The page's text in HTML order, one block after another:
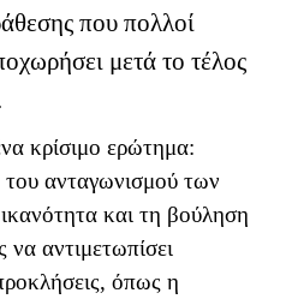
που πολλοί
μετά το τέλος
κρίσιμο ερώτημα:
ανταγωνισμού των
και τη βούληση
να αντιμετωπίσει
όπως η